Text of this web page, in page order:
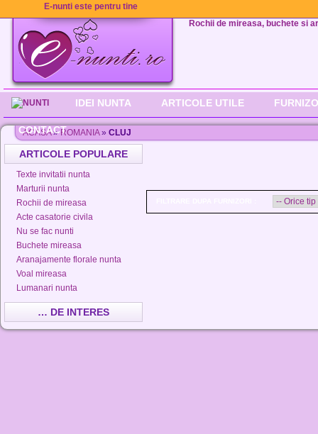
E-nunti este pentru tine
Rochii de mireasa, buchete si
IDEI NUNTA ARTICOLE UTILE
CONTACT
ACASA»ROMANIA» CLUJ
ARTICOLE POPULARE
Texte invitatii nunta
Marturii nunta
Rochii de mireasa
Acte casatorie civila
Nu se fac nunti
Buchete mireasa
Aranajamente florale nunta
Voal mireasa
Lumanari nunta
… DE INTERES